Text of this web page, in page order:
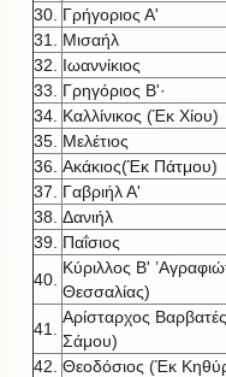
30. Γρήγοριος Α'
31.
Μισαήλ
32.
Ιωαννίκιος
33.
Γρηγόριος Β'·
34. Καλλίνικος (Έκ Χίου)
35. Μελέτιος
36. Ακάκιος(Έκ Πάτμου)
37.
Γαβριήλ Α'
38. Δανιήλ
39. Παΐσιος
40.
Κύριλλος Β'
Θεσσαλίας)
41.
Αρίσταρχος
Σάμου)
42. Θεοδόσιος (Έκ